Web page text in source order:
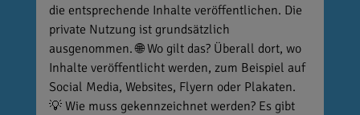
die entsprechende Inhalte veröffentlichen. Die
private Nutzung ist grundsätzlich
ausgenommen. 🌐 Wo gilt das? Überall dort, wo
Inhalte veröffentlicht werden, zum Beispiel auf
Social Media, Websites, Flyern oder Plakaten.
💡 Wie muss gekennzeichnet werden? Es gibt